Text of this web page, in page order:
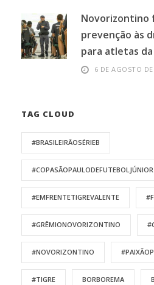
Novorizontino
prevenção às
para atletas
6 DE AGOSTO
TAG CLOUD
#BRASILEIRÃOSÉRIEB
#COPASÃOPAULODEFUTEBOLJÚNIOR
#EMFRENTETIGREVALENTE
#GRÊMIONOVORIZONTINO
#NOVORIZONTINO
#TIGRE BORBOREMA